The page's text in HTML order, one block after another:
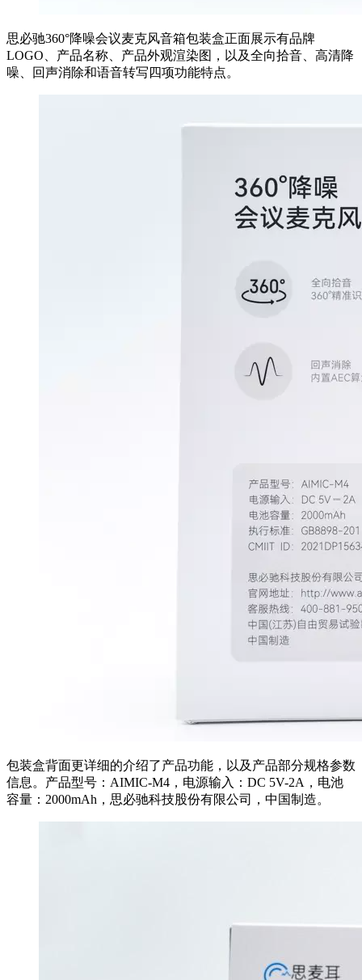
思必驰360°降噪会议麦克风音箱包装盒正面展示有品牌
LOGO、产品名称、产品外观渲染图，以及全向拾音、高清降
噪、回声消除和语音转写四项功能特点。
包装盒背面更详细的介绍了产品功能，以及产品部分规格参数
信息。产品型号：AIMIC-M4，电源输入：DC 5V-2A，电池
容量：2000mAh，思必驰科技股份有限公司，中国制造。